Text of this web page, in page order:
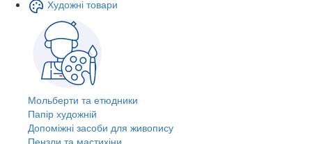
Художні товари
Мольберти та етюдники
Папір художній
Допоміжні засоби для живопису
Пензли та мастихіни